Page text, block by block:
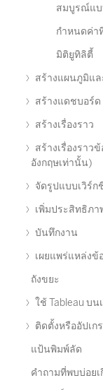
สมบูรณ์แ
กำหนดค่า
มิติยูทิลิตี้
สร้างแผนภูมิแ
สร้างแดชบอร์ด
สร้างเรื่องราว
สร้างเรื่องราว
อังกฤษเท่านั้น)
จัดรูปแบบเวิร์ก
เพิ่มประสิทธิภา
บันทึกงาน
เผยแพร่แหล่งข้
ถังขยะ
ใช้ Tableau บน
ติดตั้งหรืออัปเก
แป้นพิมพ์ลัด
คำถามที่พบบ่อยเ